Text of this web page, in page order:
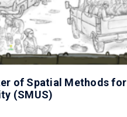
of Spatial Methods for
(SMUS)